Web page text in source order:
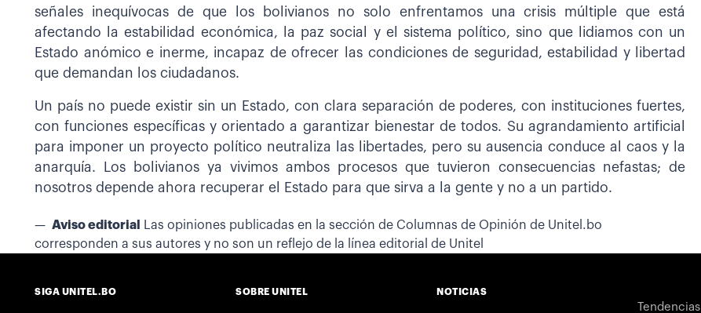
señales inequívocas de que los bolivianos no solo enfrentamos una crisis múltiple que está
afectando la estabilidad económica, la paz social y el sistema político, sino que lidiamos con un
Estado anómico e inerme, incapaz de ofrecer las condiciones de seguridad, estabilidad y libertad
que demandan los ciudadanos.
Un país no puede existir sin un Estado, con clara separación de poderes, con instituciones fuertes,
con funciones específicas y orientado a garantizar bienestar de todos. Su agrandamiento artificial
para imponer un proyecto político neutraliza las libertades, pero su ausencia conduce al caos y la
anarquía. Los bolivianos ya vivimos ambos procesos que tuvieron consecuencias nefastas; de
nosotros depende ahora recuperar el Estado para que sirva a la gente y no a un partido.
Aviso editorial
Las opiniones publicadas en la sección de Columnas de Opinión de Unitel.bo
corresponden a sus autores y no son un reflejo de la línea editorial de Unitel
SIGA UNITEL.BO SOBRE UNITEL NOTICIAS
Tendencias